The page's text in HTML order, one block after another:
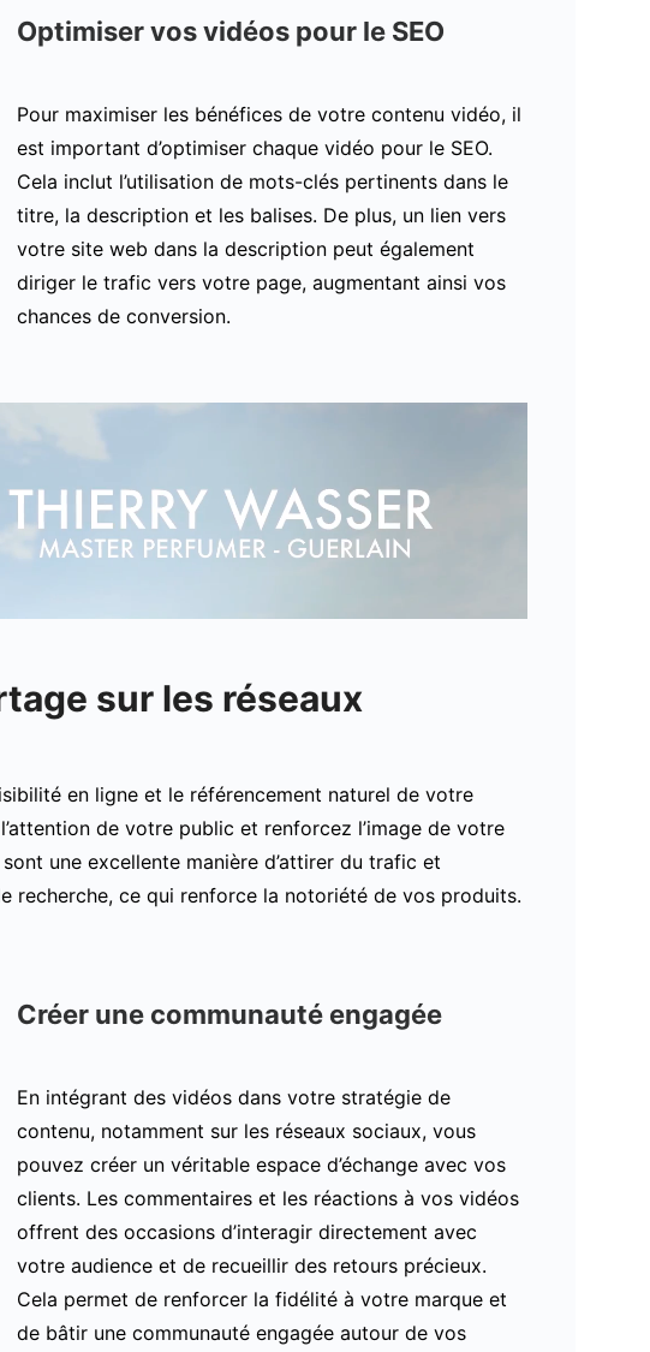
Optimiser vos vidéos pour le SEO
Pour maximiser les bénéfices de votre contenu vidéo, il
est important d’optimiser chaque vidéo pour le SEO.
Cela inclut l’utilisation de mots-clés pertinents dans le
titre, la description et les balises. De plus, un lien vers
votre site web dans la description peut également
diriger le trafic vers votre page, augmentant ainsi vos
chances de conversion.
sur les réseaux
en ligne et le référencement naturel de votre
de votre public et renforcez l’image de votre
une excellente manière d’attirer du trafic et
recherche, ce qui renforce la notoriété de vos produits.
Créer une communauté engagée
En intégrant des vidéos dans votre stratégie de
contenu, notamment sur les réseaux sociaux, vous
pouvez créer un véritable espace d’échange avec vos
clients. Les commentaires et les réactions à vos vidéos
offrent des occasions d’interagir directement avec
votre audience et de recueillir des retours précieux.
Cela permet de renforcer la fidélité à votre marque et
de bâtir une communauté engagée autour de vos